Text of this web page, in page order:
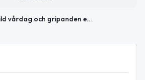
Mild vårdag och gripanden efter rån i Nässjö